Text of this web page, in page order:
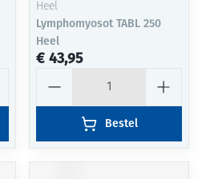
Heel
Lymphomyosot TABL 250
Heel
€ 43,95
Bestel